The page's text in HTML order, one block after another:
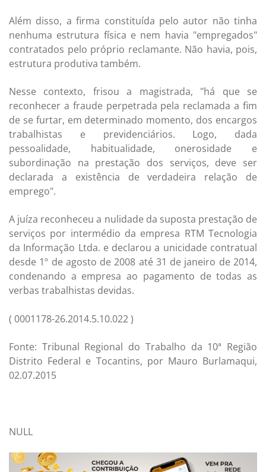
Além disso, a firma constituída pelo autor não tinha
nenhuma estrutura física e nem havia "empregados"
contratados pelo próprio reclamante. Não havia, pois,
estrutura produtiva também.
Nesse contexto, frisou a magistrada, "há que se
reconhecer a fraude perpetrada pela reclamada a fim
de se furtar, em determinado momento, dos encargos
trabalhistas e previdenciários. Logo, dada
pessoalidade, habitualidade, onerosidade e
subordinação na prestação dos serviços, deve ser
declarada a existência de verdadeira relação de
emprego".
A juíza reconheceu a nulidade da suposta prestação de
serviços por intermédio da empresa RTM Tecnologia
da Informação Ltda. e declarou a unicidade contratual
desde 1º de agosto de 2008 até 31 de janeiro de 2014,
condenando a empresa ao pagamento de todas as
verbas trabalhistas devidas.
( 0001178-26.2014.5.10.022 )
Fonte: Tribunal Regional do Trabalho da 10ª Região
Distrito Federal e Tocantins, por Mauro Burlamaqui,
02.07.2015
NULL